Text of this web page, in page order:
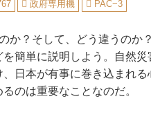
政府専用機 PAC−3
か？そして、どう違うの
簡単に説明しよう。自然災
日本が有事に巻き込まれる
のは重要なことなのだ。